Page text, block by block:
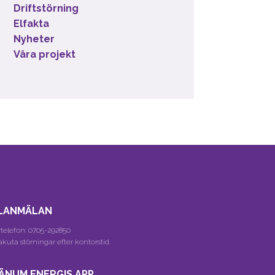
Driftstörning
Elfakta
Nyheter
Våra projekt
0705-292850
störningar efter kontorstid.